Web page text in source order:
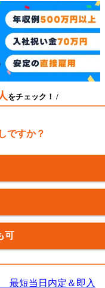
をチェック！ /
ですか？
可